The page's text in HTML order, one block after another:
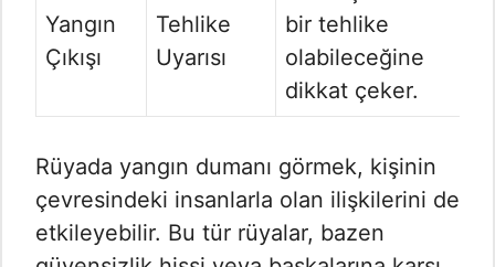
Yangın
Çıkışı
Tehlike
Uyarısı
bir tehlike
olabileceğine
dikkat çeker.
Rüyada yangın dumanı görmek, kişinin
çevresindeki insanlarla olan ilişkilerini de
etkileyebilir. Bu tür rüyalar, bazen